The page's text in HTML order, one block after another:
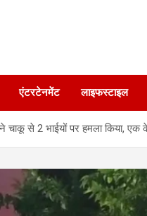
एंटरटेनमेंट लाइफस्टाइल
से 2 भाईयों पर हमला किया, एक